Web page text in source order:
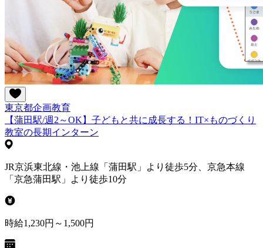
東京都企画教育
【蒲田駅/週2～OK】子どもと共に成長する！IT×ものづくり
教室の長期インターン
JR京浜東北線・池上線「蒲田駅」より徒歩5分、京急本線
「京急蒲田駅」より徒歩10分
時給1,230円～1,500円